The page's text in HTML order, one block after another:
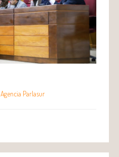
Agencia Parlasur